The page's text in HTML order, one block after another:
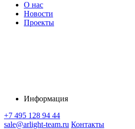
О нас
Новости
Проекты
Информация
+7 495 128 94 44
sale@arlight-team.ru Контакты